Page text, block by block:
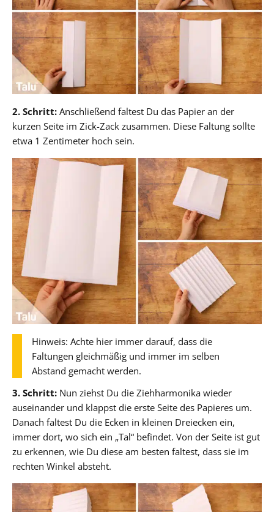
2. Schritt: Anschließend faltest Du das Papier an der
kurzen Seite im Zick-Zack zusammen. Diese Faltung sollte
etwa 1 Zentimeter hoch sein.
Hinweis: Achte hier immer darauf, dass die
Faltungen gleichmäßig und immer im selben
Abstand gemacht werden.
3. Schritt: Nun ziehst Du die Ziehharmonika wieder
auseinander und klappst die erste Seite des Papieres um.
Danach faltest Du die Ecken in kleinen Dreiecken ein,
immer dort, wo sich ein „Tal“ befindet. Von der Seite ist gut
zu erkennen, wie Du diese am besten faltest, dass sie im
rechten Winkel absteht.